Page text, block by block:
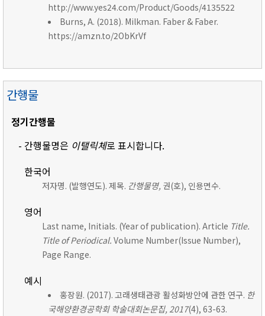
http://www.yes24.com/Product/Goods/4135522
Burns, A. (2018). Milkman. Faber & Faber.
https://amzn.to/2ObKrVf
간행물
정기간행물
- 간행물명은 이탤릭체로 표시합니다.
한국어
저자명. (발행연도). 제목. 간행물명, 권(호), 인용면수.
영어
Last name, Initials. (Year of publication). Article Title.
Title of Periodical. Volume Number(Issue Number),
Page Range.
예시
홍장원. (2017). 고래생태관광 활성화방안에 관한 연구. 한
국해양환경공학회 학술대회논문집, 2017(4), 63-63.